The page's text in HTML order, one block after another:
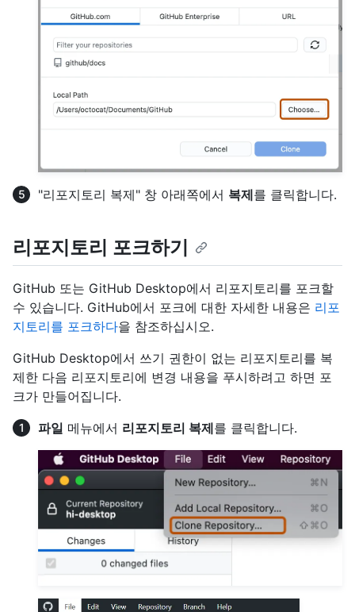
"리포지토리 복제" 창 아래쪽에서 복제를 클릭합니다.
리포지토리 포크하기
GitHub 또는 GitHub Desktop에서 리포지토리를 포크할
수 있습니다. GitHub에서 포크에 대한 자세한 내용은 리포
지토리를 포크하다을 참조하십시오.
GitHub Desktop에서 쓰기 권한이 없는 리포지토리를 복
제한 다음 리포지토리에 변경 내용을 푸시하려고 하면 포
크가 만들어집니다.
파일 메뉴에서 리포지토리 복제를 클릭합니다.